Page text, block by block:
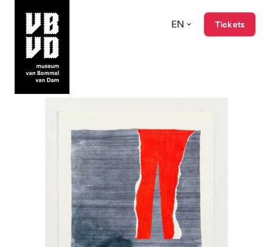
museum van Bommel van Dam
EN Tickets